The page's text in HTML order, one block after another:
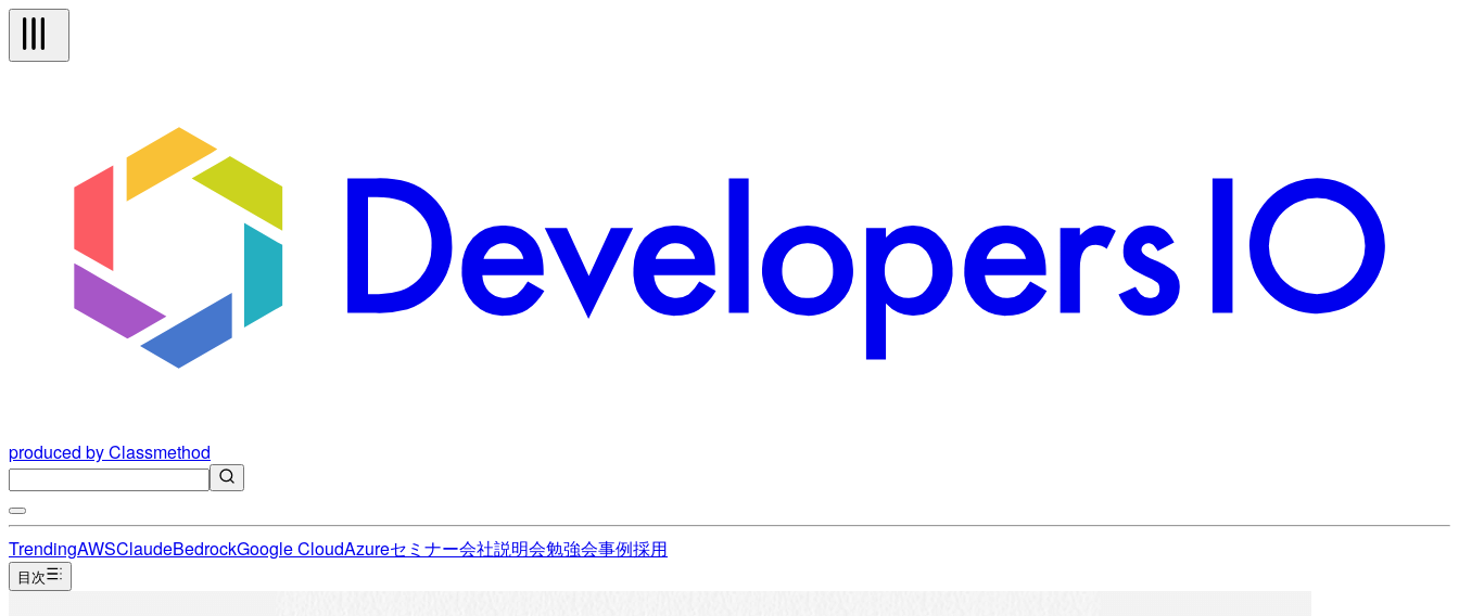
produced by Classmethod
TrendingAWSClaudeBedrockGoogle CloudAzureセミナー会社説明会勉強会事例採用
目次